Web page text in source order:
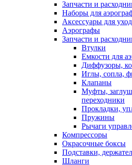
Запчасти и
Наборы для
Аксессуары для
Аэрографы
Запчасти и
Втулки
Емкости для
Диффузоры,
Иглы, сопла,
Клапаны
Муфты,
переходники
Прокладки,
Пружины
Рычаги
Компрессоры
Окрасочные боксы
Подставки,
Шланги